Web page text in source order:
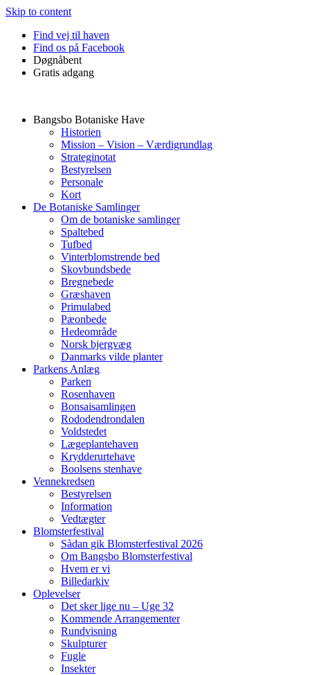
Skip to content
Find vej til haven
Find os på Facebook
Døgnåbent
Gratis adgang
Bangsbo Botaniske Have
Historien
Mission – Vision – Værdigrundlag
Strateginotat
Bestyrelsen
Personale
Kort
De Botaniske Samlinger
Om de botaniske samlinger
Spaltebed
Tufbed
Vinterblomstrende bed
Skovbundsbede
Bregnebede
Græshaven
Primulabed
Pæonbede
Hedeområde
Norsk bjergvæg
Danmarks vilde planter
Parkens Anlæg
Parken
Rosenhaven
Bonsaisamlingen
Rododendrondalen
Voldstedet
Lægeplantehaven
Krydderurtehave
Boolsens stenhave
Vennekredsen
Bestyrelsen
Information
Vedtægter
Blomsterfestival
Sådan gik Blomsterfestival 2026
Om Bangsbo Blomsterfestival
Hvem er vi
Billedarkiv
Oplevelser
Det sker lige nu – Uge 32
Kommende Arrangementer
Rundvisning
Skulpturer
Fugle
Insekter